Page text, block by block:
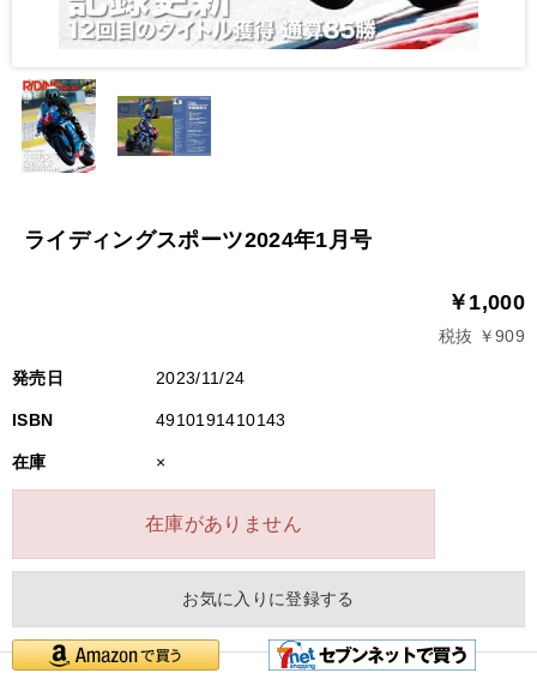
ライディングスポーツ2024年1月号
￥1,000
税抜 ￥909
発売日 2023/11/24
ISBN 4910191410143
在庫 ×
在庫がありません
お気に入りに登録する